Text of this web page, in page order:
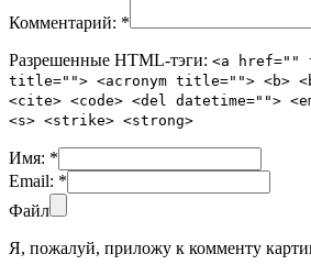
Комментарий: *
Разрешенные HTML-тэги: <a href=""
title=""> <acronym title=""> <b>
<cite> <code> <del datetime="">
<s> <strike> <strong>
Имя: *
Email: *
Файл
Я, пожалуй, приложу к комменту